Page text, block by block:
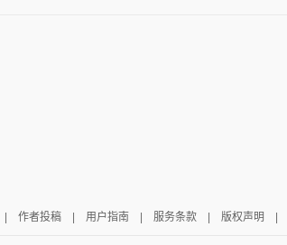
作者投稿| 用户指南 服务条款| 版权声明